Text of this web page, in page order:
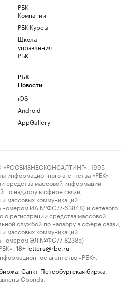
РБК
Компании
РБК Курсы
Школа
управления
РБК
РБК
Новости
iOS
Android
AppGallery
1995–
агентства «РБК»
средства массовой информации
надзору в сфере связи,
массовых коммуникаций
номером ИА №ФС77-63848) и сетевого
о регистрации средства массовой
службой по надзору в сфере связи,
массовых коммуникаций
номером ЭЛ №ФС77-82385)
18+ letters@rbc.ru
агентство «РБК».
Санкт-Петербургская биржа
Cbonds.